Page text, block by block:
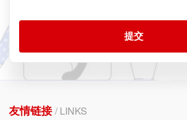
提交
友情链接/ LINKS